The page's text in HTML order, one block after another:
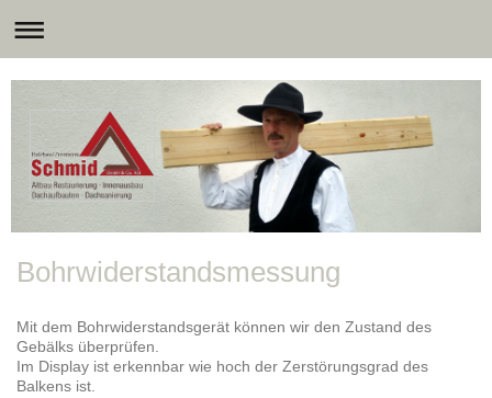
Bohrwiderstandsmessung
Mit dem Bohrwiderstandsgerät können wir den Zustand des
Gebälks überprüfen.
Im Display ist erkennbar wie hoch der Zerstörungsgrad des
Balkens ist.